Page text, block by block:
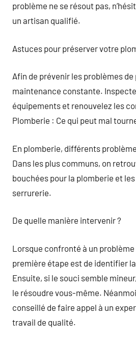
problème ne se résout pas,
un artisan qualifié.
Astuces pour préserver votre
Afin de prévenir les problèmes
maintenance constante.
équipements et renouvelez les
Plomberie : Ce qui peut mal
En plomberie, différents
Dans les plus communs, on
bouchées pour la plomberie et
serrurerie.
De quelle manière intervenir ?
Lorsque confronté à un
première étape est de identifier
Ensuite, si le souci semble
le résoudre vous-même.
conseillé de faire appel à un
travail de qualité.